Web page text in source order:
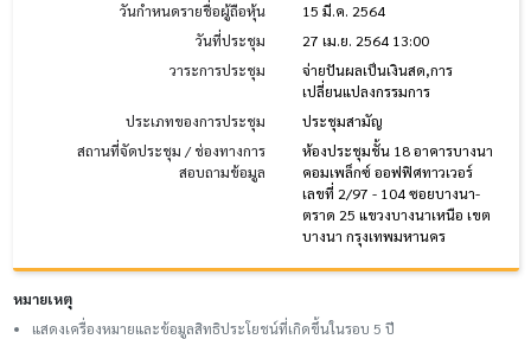
วันกำหนดรายชื่อผู้ถือหุ้น
15 มี.ค. 2564
วันที่ประชุม
27 เม.ย. 2564 13:00
วาระการประชุม
จ่ายปันผลเป็นเงินสด,การ
เปลี่ยนแปลงกรรมการ
ประเภทของการประชุม
ประชุมสามัญ
สถานที่จัดประชุม / ช่องทางการ
สอบถามข้อมูล
ห้องประชุมชั้น 18 อาคารบางนา
คอมเพล็กซ์ ออฟฟิศทาวเวอร์
เลขที่ 2/97 - 104 ซอยบางนา-
ตราด 25 แขวงบางนาเหนือ เขต
บางนา กรุงเทพมหานคร
หมายเหตุ
แสดงเครื่องหมายและข้อมูลสิทธิประโยชน์ที่เกิดขึ้นในรอบ 5 ปี